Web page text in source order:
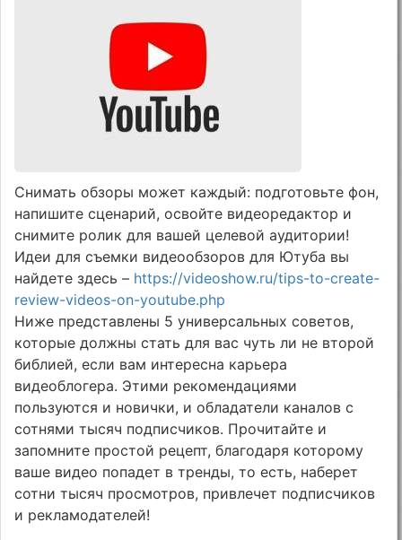
Снимать обзоры может каждый: подготовьте фон,
напишите сценарий, освойте видеоредактор и
снимите ролик для вашей целевой аудитории!
Идеи для съемки видеообзоров для Ютуба вы
найдете здесь – https://videoshow.ru/tips-to-create-
review-videos-on-youtube.php
Ниже представлены 5 универсальных советов,
которые должны стать для вас чуть ли не второй
библией, если вам интересна карьера
видеоблогера. Этими рекомендациями
пользуются и новички, и обладатели каналов с
сотнями тысяч подписчиков. Прочитайте и
запомните простой рецепт, благодаря которому
ваше видео попадет в тренды, то есть, наберет
сотни тысяч просмотров, привлечет подписчиков
и рекламодателей!